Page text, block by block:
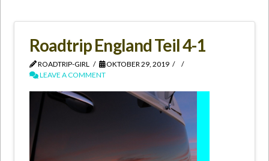
Roadtrip England Teil 4-1
ROADTRIP-GIRL
OKTOBER 29, 2019
LEAVE A COMMENT